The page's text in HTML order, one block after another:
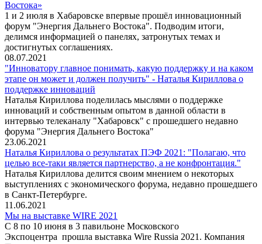
Востока»
1 и 2 июля в Хабаровске впервые прошёл инновационный
форум "Энергия Дальнего Востока". Подводим итоги,
делимся информацией о панелях, затронутых темах и
достигнутых соглашениях.
08.07.2021
"Инноватору главное понимать, какую поддержку и на каком
этапе он может и должен получить" - Наталья Кириллова о
поддержке инноваций
Наталья Кириллова поделилась мыслями о поддержке
инноваций и собственным опытом в данной области в
интервью телеканалу "Хабаровск" с прошедшего недавно
форума "Энергия Дальнего Востока"
23.06.2021
Наталья Кириллова о результатах ПЭФ 2021: "Полагаю, что
целью все-таки является партнерство, а не конфронтация."
Наталья Кириллова делится своим мнением о некоторых
выступлениях с экономического форума, недавно прошедшего
в Санкт-Петербурге.
11.06.2021
Мы на выставке WIRE 2021
С 8 по 10 июня в 3 павильоне Московского
Экспоцентра прошла выставка Wire Russia 2021. Компания